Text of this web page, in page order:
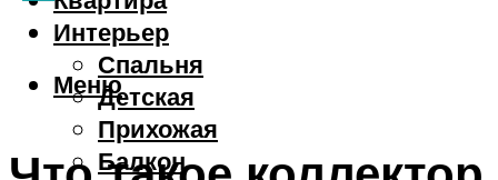
Интерьер
Спальня
Детская
Прихожая
Балкон
Меню